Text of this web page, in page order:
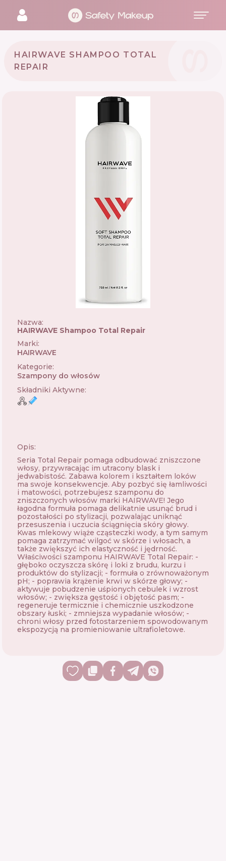
HAIRWAVE SHAMPOO TOTAL
REPAIR
Nazwa:
HAIRWAVE Shampoo Total Repair
Marki:
HAIRWAVE
Kategorie:
Szampony do włosów
Składniki Aktywne:
Opis:
Seria Total Repair pomaga odbudować zniszczone
włosy, przywracając im utracony blask i
jedwabistość. Zabawa kolorem i kształtem loków
ma swoje konsekwencje. Aby pozbyć się łamliwości
i matowości, potrzebujesz szamponu do
zniszczonych włosów marki HAIRWAVE! Jego
łagodna formuła pomaga delikatnie usunąć brud i
pozostałości po stylizacji, pozwalając uniknąć
przesuszenia i uczucia ściągnięcia skóry głowy.
Kwas mlekowy wiąże cząsteczki wody, a tym samym
pomaga zatrzymać wilgoć w skórze i włosach, a
także zwiększyć ich elastyczność i jędrność.
Właściwości szamponu HAIRWAVE Total Repair: -
głęboko oczyszcza skórę i loki z brudu, kurzu i
produktów do stylizacji; - formuła o zrównoważonym
pH; - poprawia krążenie krwi w skórze głowy; -
aktywuje pobudzenie uśpionych cebulek i wzrost
włosów; - zwiększa gęstość i objętość pasm; -
regeneruje termicznie i chemicznie uszkodzone
obszary łuski; - zmniejsza wypadanie włosów; -
chroni włosy przed fotostarzeniem spowodowanym
ekspozycją na promieniowanie ultrafioletowe.